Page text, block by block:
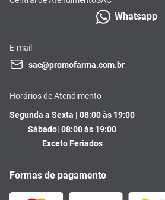
Whatsapp
E-mail
sac@promofarma.com.br
Horários de Atendimento
Segunda a Sexta | 08:00 às 19:00
Sábado| 08:00 às 19:00
Exceto Feriados
Formas de pagamento